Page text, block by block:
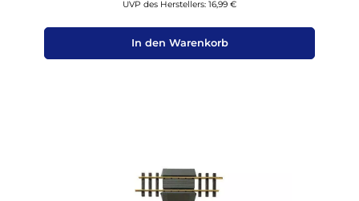
UVP des Herstellers: 16,99 €
In den Warenkorb